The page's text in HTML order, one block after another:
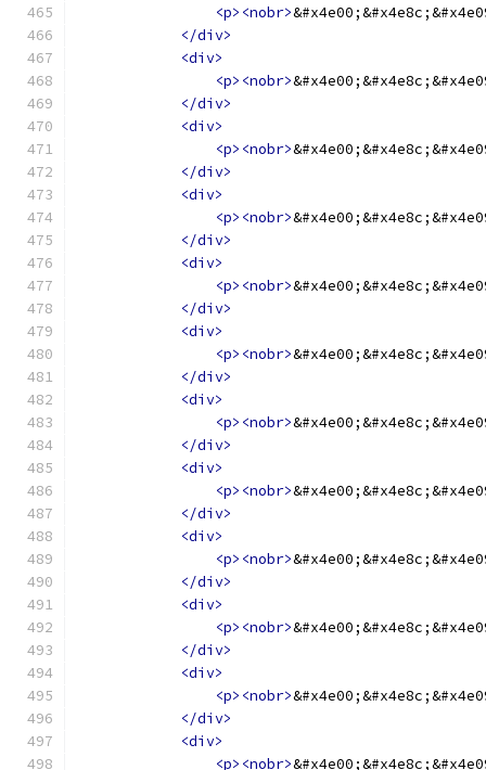
<p><nobr>
</div>
<div>
<p><nobr>
</div>
<div>
<p><nobr>
</div>
<div>
<p><nobr>
</div>
<div>
<p><nobr>
</div>
<div>
<p><nobr>
</div>
<div>
<p><nobr>
</div>
<div>
<p><nobr>
</div>
<div>
<p><nobr>
</div>
<div>
<p><nobr>
</div>
<div>
<p><nobr>
</div>
<div>
<p><nobr>